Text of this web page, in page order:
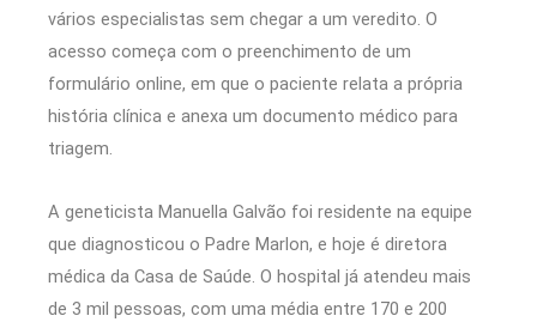
vários especialistas sem chegar a um veredito. O
acesso começa com o preenchimento de um
formulário online, em que o paciente relata a própria
história clínica e anexa um documento médico para
triagem.
A geneticista Manuella Galvão foi residente na equipe
que diagnosticou o Padre Marlon, e hoje é diretora
médica da Casa de Saúde. O hospital já atendeu mais
de 3 mil pessoas, com uma média entre 170 e 200